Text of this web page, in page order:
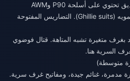
إسقاط المروحيات يحرر صناديق تحتوي على أسلحة P90 وAWM
ومعدات مستوى 3 وبدلات التمويه (Ghillie suits). التضاريس المفتوحة
بغرف متغيرة تشبه المتاهة. قتال فوضوي
السرية هنا.
متوسطة)
مدمرة، غنائم جيدة، ومفاتيح غرف سرية.